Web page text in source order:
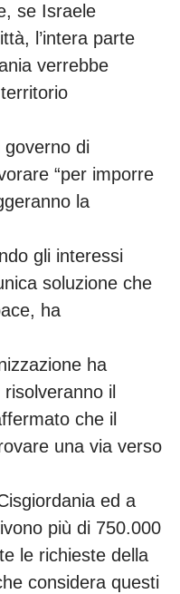
se Israele
l’intera parte
verrebbe
di
“per imporre
la
gli interessi
soluzione che
ha
ha
il
che il
una via verso
ed a
più di 750.000
le richieste della
considera questi